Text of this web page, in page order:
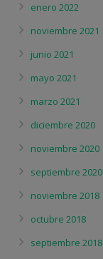
enero 2022
noviembre 2021
junio 2021
mayo 2021
marzo 2021
diciembre 2020
noviembre 2020
septiembre 2020
noviembre 2018
octubre 2018
septiembre 2018